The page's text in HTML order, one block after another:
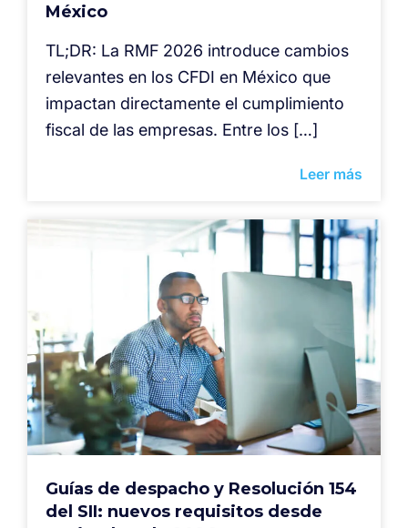
México
TL;DR: La RMF 2026 introduce cambios
relevantes en los CFDI en México que
impactan directamente el cumplimiento
fiscal de las empresas. Entre los […]
Leer más
Guías de despacho y Resolución 154
del SII: nuevos requisitos desde